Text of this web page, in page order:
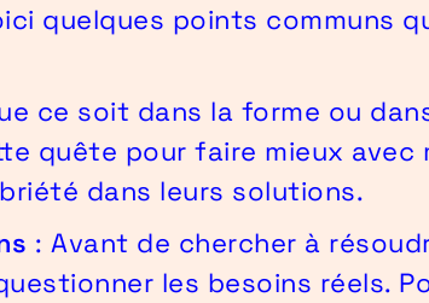
quelques points communs
ce soit dans la forme ou
quête pour faire mieux avec
dans leurs solutions.
: Avant de chercher à
les besoins réels.